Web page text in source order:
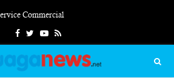
Commercial
FacebookTwitterYoutube
Rss